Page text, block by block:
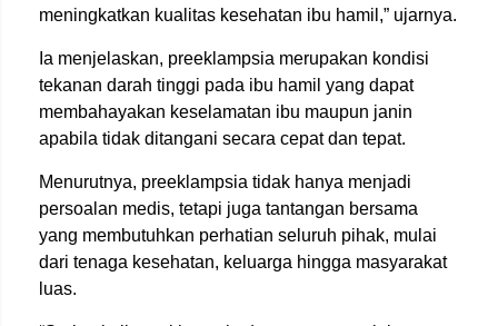
meningkatkan kualitas kesehatan ibu hamil,” ujarnya.
Ia menjelaskan, preeklampsia merupakan kondisi
tekanan darah tinggi pada ibu hamil yang dapat
membahayakan keselamatan ibu maupun janin
apabila tidak ditangani secara cepat dan tepat.
Menurutnya, preeklampsia tidak hanya menjadi
persoalan medis, tetapi juga tantangan bersama
yang membutuhkan perhatian seluruh pihak, mulai
dari tenaga kesehatan, keluarga hingga masyarakat
luas.